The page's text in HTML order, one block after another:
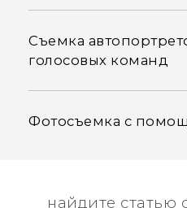
Съемка
голосовых команд
Фотосъемка с
найдите статью